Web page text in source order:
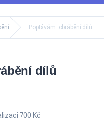
Poptávám: obrábění dílů
dílů
700 Kč